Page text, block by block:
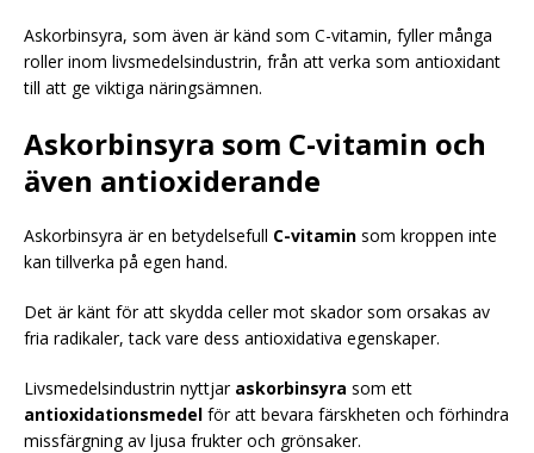
Askorbinsyra, som även är känd som C-vitamin, fyller många
roller inom livsmedelsindustrin, från att verka som antioxidant
till att ge viktiga näringsämnen.
Askorbinsyra som C-vitamin och
även antioxiderande
Askorbinsyra är en betydelsefull C-vitamin som kroppen inte
kan tillverka på egen hand.
Det är känt för att skydda celler mot skador som orsakas av
fria radikaler, tack vare dess antioxidativa egenskaper.
Livsmedelsindustrin nyttjar askorbinsyra som ett
antioxidationsmedel för att bevara färskheten och förhindra
missfärgning av ljusa frukter och grönsaker.